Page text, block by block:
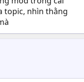
topic, nhìn thằng